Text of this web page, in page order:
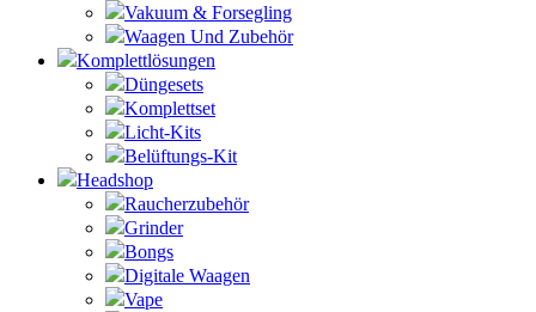
Vakuum & Forsegling
Waagen Und Zubehör
Komplettlösungen
Düngesets
Komplettset
Licht-Kits
Belüftungs-Kit
Headshop
Raucherzubehör
Grinder
Bongs
Digitale Waagen
Vape